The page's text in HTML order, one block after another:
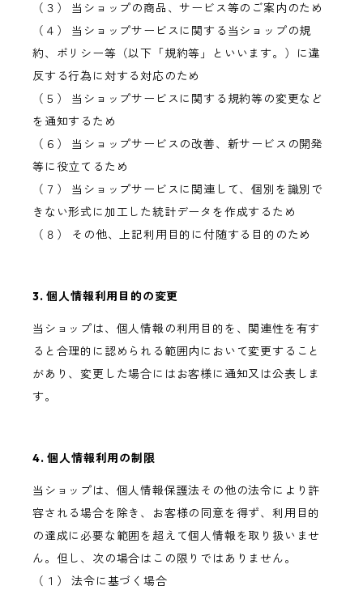
（３） 当ショップの商品、サービス等のご案内のため
（４） 当ショップサービスに関する当ショップの規
約、ポリシー等（以下「規約等」といいます。）に違
反する行為に対する対応のため
（５） 当ショップサービスに関する規約等の変更など
を通知するため
（６） 当ショップサービスの改善、新サービスの開発
等に役立てるため
（７） 当ショップサービスに関連して、個別を識別で
きない形式に加工した統計データを作成するため
（８） その他、上記利用目的に付随する目的のため
3. 個人情報利用目的の変更
当ショップは、個人情報の利用目的を、関連性を有す
ると合理的に認められる範囲内において変更すること
があり、変更した場合にはお客様に通知又は公表しま
す。
4. 個人情報利用の制限
当ショップは、個人情報保護法その他の法令により許
容される場合を除き、お客様の同意を得ず、利用目的
の達成に必要な範囲を超えて個人情報を取り扱いませ
ん。但し、次の場合はこの限りではありません。
（１） 法令に基づく場合